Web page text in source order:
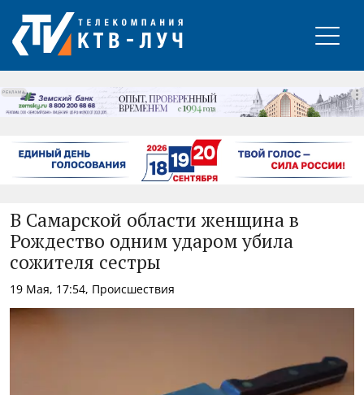
РЕКЛАМА
В Самарской области женщина в
Рождество одним ударом убила
сожителя сестры
19 Мая, 17:54, Происшествия